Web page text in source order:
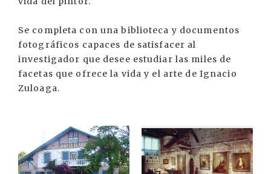
Se completa con una biblioteca y documentos
fotográficos capaces de satisfacer al
investigador que desee estudiar las miles de
facetas que ofrece la vida y el arte de Ignacio
Zuloaga.